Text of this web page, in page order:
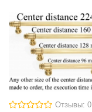
Отзывы: 0